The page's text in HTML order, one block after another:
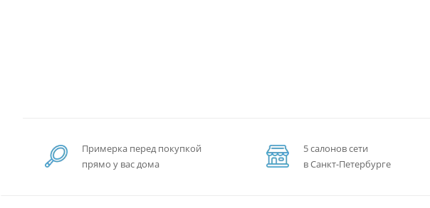
Примерка перед покупкой
прямо у вас дома
5 салонов сети
в Санкт-Петербурге